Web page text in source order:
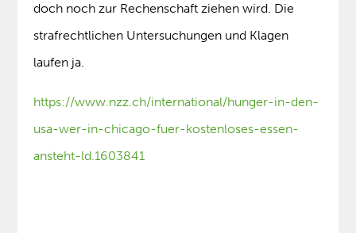
doch noch zur Rechenschaft ziehen wird. Die
strafrechtlichen Untersuchungen und Klagen
laufen ja.
https://www.nzz.ch/international/hunger-in-den-
usa-wer-in-chicago-fuer-kostenloses-essen-
ansteht-ld.1603841